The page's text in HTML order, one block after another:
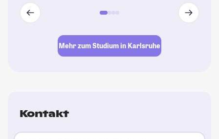
Mehr zum Studium in Karlsruhe
Kontakt